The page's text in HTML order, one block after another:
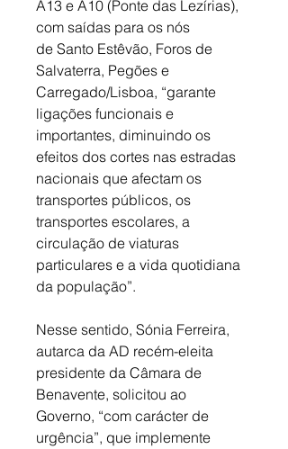
A13 e A10 (Ponte das Lezírias),
com saídas para os nós
de Santo Estêvão, Foros de
Salvaterra, Pegões e
Carregado/Lisboa, “garante
ligações funcionais e
importantes, diminuindo os
efeitos dos cortes nas estradas
nacionais que afectam os
transportes públicos, os
transportes escolares, a
circulação de viaturas
particulares e a vida quotidiana
da população”.
Nesse sentido, Sónia Ferreira,
autarca da AD recém-eleita
presidente da Câmara de
Benavente, solicitou ao
Governo, “com carácter de
urgência”, que implemente